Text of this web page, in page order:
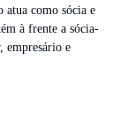
atua como sócia e
à frente a sócia-
empresário e